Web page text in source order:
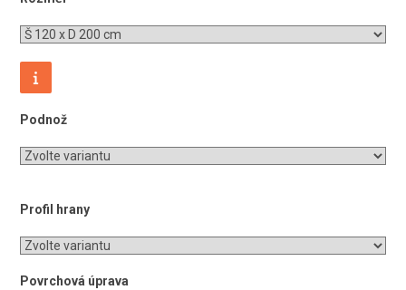
Podnož
Profil hrany
Povrchová úprava